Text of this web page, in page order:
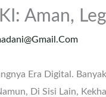
Aman,
Era Digital.
Di Sisi Lain,